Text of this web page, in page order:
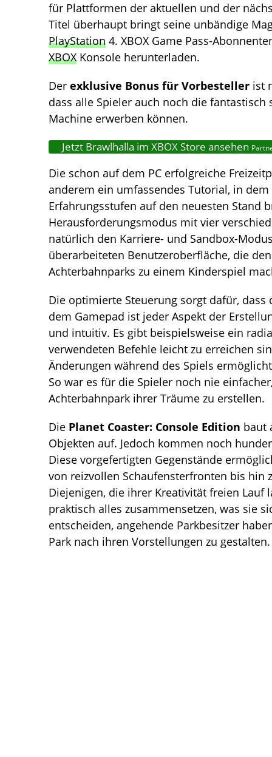
für Plattformen der aktuellen und der
Titel überhaupt bringt seine unbändige
PlayStation 4. XBOX Game Pass-
XBOX Konsole herunterladen.
Der exklusive Bonus für Vorbesteller ist
dass alle Spieler auch noch die
Machine erwerben können.
Jetzt Brawlhalla im XBOX Store ansehen
Die schon auf dem PC erfolgreiche
anderem ein umfassendes Tutorial, in
Erfahrungsstufen auf den neuesten Stand
Herausforderungsmodus mit vier
natürlich den Karriere- und Sandbox-
überarbeiteten Benutzeroberfläche, die
Achterbahnparks zu einem Kinderspiel
Die optimierte Steuerung sorgt dafür,
dem Gamepad ist jeder Aspekt der
und intuitiv. Es gibt beispielsweise ein
verwendeten Befehle leicht zu erreichen
Änderungen während des Spiels
So war es für die Spieler noch nie
Achterbahnpark ihrer Träume zu erstellen.
Die Planet Coaster: Console Edition baut
Objekten auf. Jedoch kommen noch
Diese vorgefertigten Gegenstände
von reizvollen Schaufensterfronten bis hin
Diejenigen, die ihrer Kreativität freien Lauf
praktisch alles zusammensetzen, was sie
entscheiden, angehende Parkbesitzer
Park nach ihren Vorstellungen zu gestalten.